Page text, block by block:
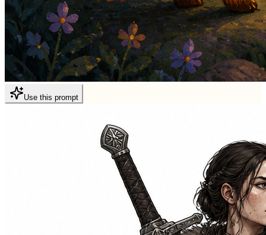
Use this prompt